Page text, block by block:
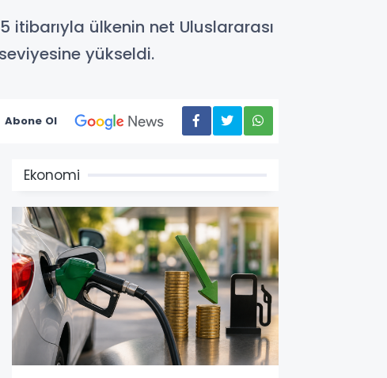
itibarıyla ülkenin net Uluslararası
yükseldi.
Abone Ol
Ekonomi